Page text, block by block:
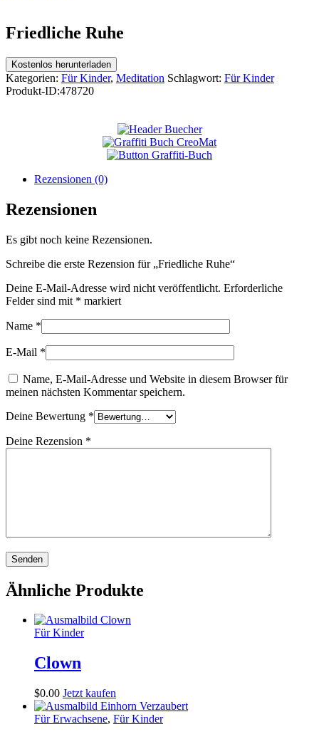
Friedliche Ruhe
Kostenlos herunterladen
Kategorien: Für Kinder, Meditation Schlagwort: Für Kinder
Produkt-ID:478720
Rezensionen (0)
Rezensionen
Es gibt noch keine Rezensionen.
Schreibe die erste Rezension für „Friedliche Ruhe“
Deine E-Mail-Adresse wird nicht veröffentlicht. Erforderliche
Felder sind mit * markiert
Name *
E-Mail *
Name, E-Mail-Adresse und Website in diesem Browser für
meinen nächsten Kommentar speichern.
Deine Bewertung *
Deine Rezension *
Ähnliche Produkte
Für Kinder
Clown
$0.00 Jetzt kaufen
Für Erwachsene, Für Kinder